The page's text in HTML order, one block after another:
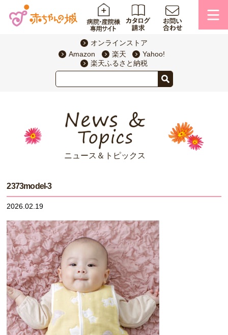
オンラインストア
Amazon
楽天
Yahoo!
楽天ふるさと納税
ニュース＆トピックス
2373model-3
2026.02.19